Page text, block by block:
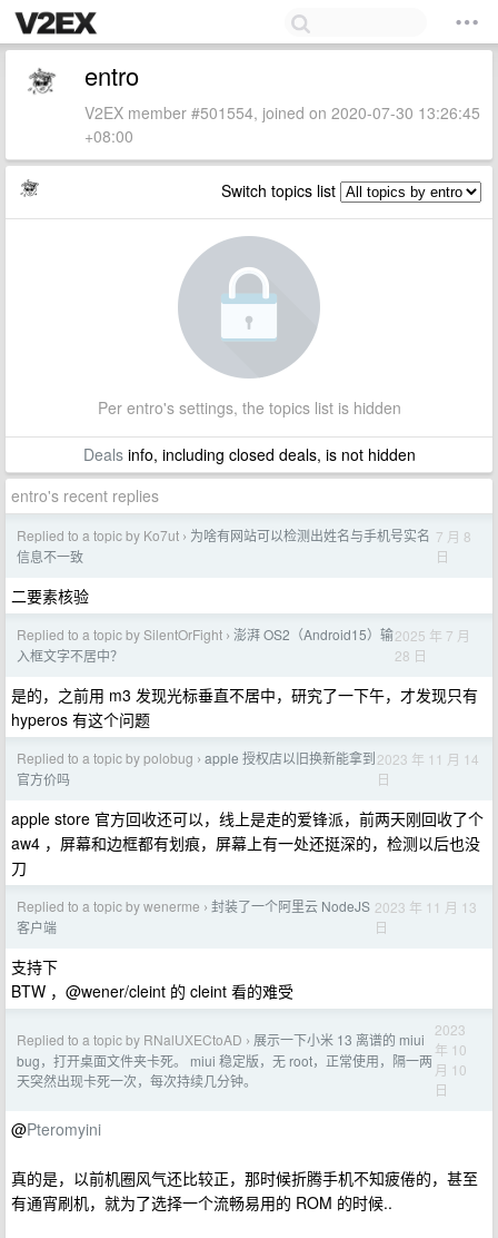
entro
V2EX member #501554, joined on 2020-07-30 13:26:45
+08:00
Switch topics list
Per entro's settings, the topics list is hidden
Dealsinfo, including closed deals, is not hidden
entro's recent replies
Replied to a topic by Ko7ut › 为啥有网站可以检测出姓名与手机号实名
信息不一致
7 月 8
日
二要素核验
Replied to a topic by SilentOrFight › 澎湃 OS2（Android15）输
入框文字不居中？
2025 年 7 月
28 日
是的，之前用 m3 发现光标垂直不居中，研究了一下午，才发现只有
hyperos 有这个问题
Replied to a topic by polobug › apple 授权店以旧换新能拿到
官方价吗
2023 年 11 月 14
日
apple store 官方回收还可以，线上是走的爱锋派，前两天刚回收了个
aw4 ，屏幕和边框都有划痕，屏幕上有一处还挺深的，检测以后也没
刀
Replied to a topic by wenerme › 封装了一个阿里云 NodeJS
客户端
2023 年 11 月 13
日
支持下
BTW ，@wener/cleint 的 cleint 看的难受
Replied to a topic by RNalUXECtoAD › 展示一下小米 13 离谱的 miui
bug，打开桌面文件夹卡死。 miui 稳定版，无 root，正常使用，隔一两
天突然出现卡死一次，每次持续几分钟。
2023
年 10
月 10
日
@Pteromyini
真的是，以前机圈风气还比较正，那时候折腾手机不知疲倦的，甚至
有通宵刷机，就为了选择一个流畅易用的 ROM 的时候..